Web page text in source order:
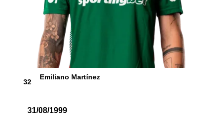
32
Emiliano Martínez
31/08/1999